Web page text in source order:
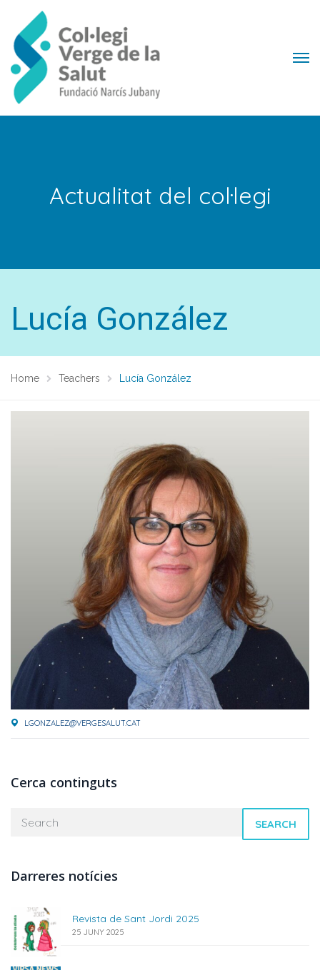
Actualitat del col·legi
Lucía González
Home Teachers Lucía González
LGONZALEZ@VERGESALUT.CAT
Cerca continguts
SEARCH
Darreres notícies
Revista de Sant Jordi 2025
25 JUNY 2025